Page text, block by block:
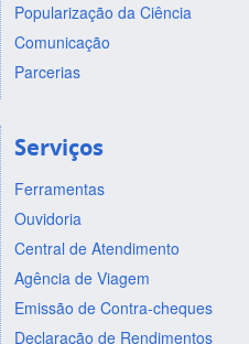
Popularização da Ciência
Comunicação
Parcerias
Serviços
Ferramentas
Ouvidoria
Central de Atendimento
Agência de Viagem
Emissão de Contra-cheques
Declaração de Rendimentos